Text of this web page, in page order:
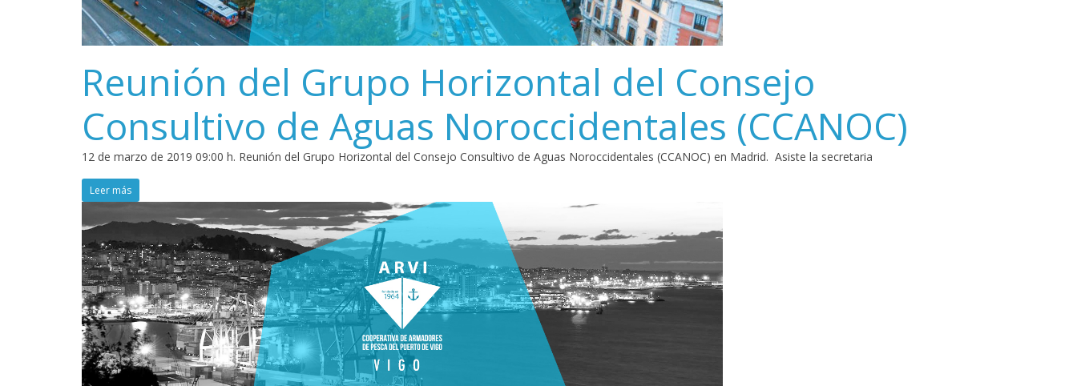
Reunión del Grupo Horizontal del Consejo
Consultivo de Aguas Noroccidentales (CCANOC)
12 de marzo de 2019 09:00 h. Reunión del Grupo Horizontal del Consejo Consultivo de Aguas Noroccidentales (CCANOC) en Madrid. Asiste la secretaria
Leer más